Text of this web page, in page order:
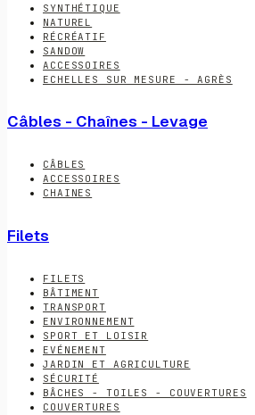
SYNTHÉTIQUE
NATUREL
RÉCRÉATIF
SANDOW
ACCESSOIRES
ECHELLES SUR MESURE - AGRÈS
Câbles - Chaînes - Levage
CÂBLES
ACCESSOIRES
CHAINES
Filets
FILETS
BÂTIMENT
TRANSPORT
ENVIRONNEMENT
SPORT ET LOISIR
EVÉNEMENT
JARDIN ET AGRICULTURE
SÉCURITÉ
BÂCHES - TOILES - COUVERTURES
COUVERTURES